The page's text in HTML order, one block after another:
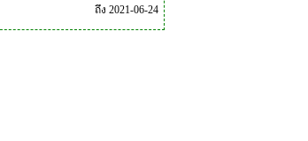
ถึง 2021-06-24